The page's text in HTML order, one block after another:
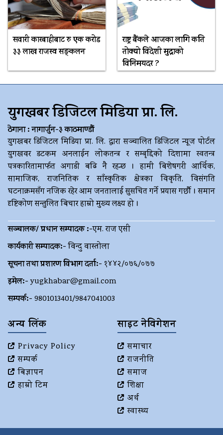
सवारी कारबाहीबाट रु एक करोड
३३ लाख राजस्व सङ्कलन
राष्ट्र बैंकले आजका लागि कति
तोक्यो विदेशी मुद्राको
विनिमयदर ?
युगखबर डिजिटल मिडिया प्रा. लि.
ठेगाना : नागार्जुन-३ काठमाण्डौं
युगखबर डिजिटल मिडिया प्रा. लि. द्धारा सञ्चालित डिजिटल न्यूज पोर्टल
युगखवर डटकम अनलाईन लोकतन्त्र र सम्बृद्दिको दिशामा स्वतन्त्र
पत्रकारितामार्फत अगाडी बढि नै रहन्छ । हामी बिशेषगरी आर्थिक,
सामाजिक, राजनितिक र साँस्कृतिक क्षेत्रका विकृति, विसंगति
घटनाक्रमसँग नजिक रहेर आम जनतालाई सुसचित गर्ने प्रयास गर्छौ । समान
दृष्टिकोण सन्तुलित बिचार हाम्रो मुख्य लक्ष्य हो ।
सञ्चालक/ प्रधान सम्पादक :-एम. राज एसी
कार्यकारी सम्पादक:-विन्दु वास्तोला
सूचना तथा प्रशारण विभाग दर्ता:- १४४२/०७६/०७७
इमेल:- yugkhabar@gmail.com
सम्पर्क:- 9801013401/9847041003
अन्य लिंक
Privacy Policy
सम्पर्क
बिज्ञापन
हाम्रो टिम
साइट नेविगेशन
समाचार
राजनीति
समाज
शिक्षा
अर्थ
स्वास्थ्य